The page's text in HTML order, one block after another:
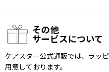
その他
サービスについて
ケアスター公式通販では、ラッ
用意しております。